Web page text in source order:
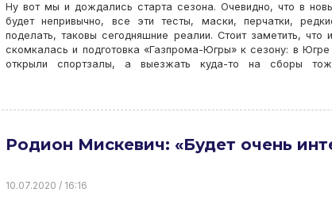
Ну вот мы и дождались старта сезона. Очевидно, что в
будет непривычно, все эти тесты, маски, перчатки,
поделать, таковы сегодняшние реалии. Стоит заметить, что
скомкалась и подготовка «Газпрома-Югры» к сезону: в Югре
открыли спортзалы, а выезжать куда-то на сборы
Родион Мискевич: «Будет очень
10.07.2020 / 16:16